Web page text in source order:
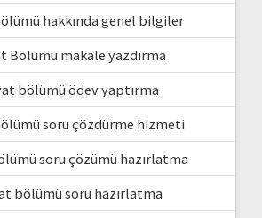
hakkında genel bilgiler
Bölümü makale yazdırma
bölümü ödev yaptırma
soru çözdürme hizmeti
soru çözümü hazırlatma
bölümü soru hazırlatma